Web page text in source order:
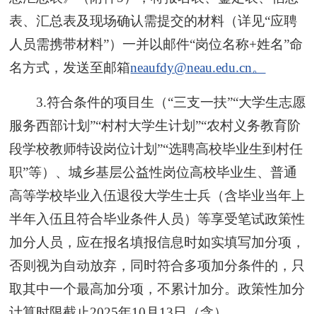
表、汇总表及现场确认需提交的材料（详见“应聘
人员需携带材料”）一并以邮件“岗位名称+姓名”命
名方式，发送至邮箱neaufdy@neau.edu.cn。
3.符合条件的项目生（“三支一扶”“大学生志愿
服务西部计划”“村村大学生计划”“农村义务教育阶
段学校教师特设岗位计划”“选聘高校毕业生到村任
职”等）、城乡基层公益性岗位高校毕业生、普通
高等学校毕业入伍退役大学生士兵（含毕业当年上
半年入伍且符合毕业条件人员）等享受笔试政策性
加分人员，应在报名填报信息时如实填写加分项，
否则视为自动放弃，同时符合多项加分条件的，只
取其中一个最高加分项，不累计加分。政策性加分